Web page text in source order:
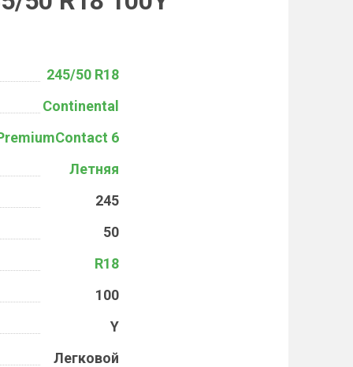
245/50 R18
Continental
6
Летняя
245
50
R18
100
Y
Легковой